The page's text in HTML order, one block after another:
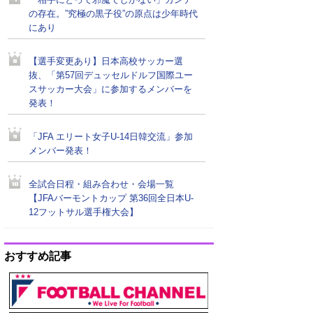
の存在。”究極の黒子役”の原点は少年時代
にあり
【選手変更あり】日本高校サッカー選
抜、「第57回デュッセルドルフ国際ユー
スサッカー大会」に参加するメンバーを
発表！
「JFA エリート女子U-14日韓交流」参加
メンバー発表！
全試合日程・組み合わせ・会場一覧
【JFAバーモントカップ 第36回全日本U-
12フットサル選手権大会】
おすすめ記事